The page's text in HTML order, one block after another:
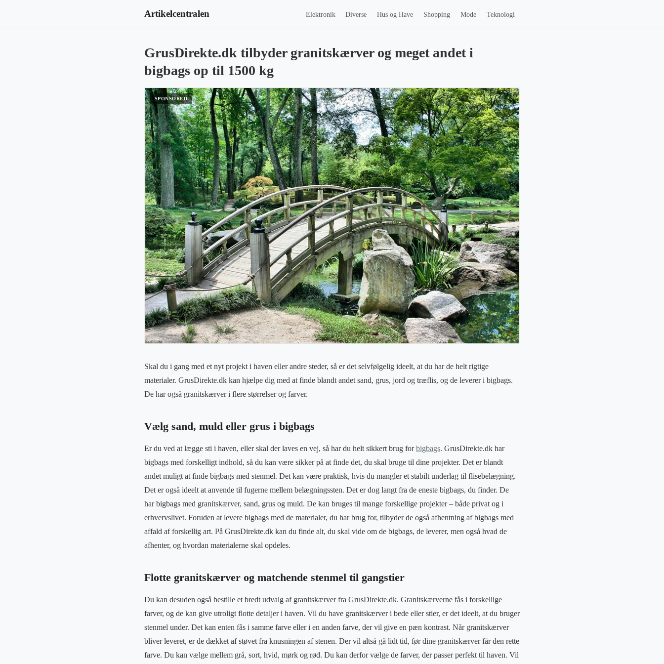
Artikelcentralen Elektronik Diverse Hus og Have Shopping Mode Teknologi
GrusDirekte.dk tilbyder granitskærver og meget andet i
bigbags op til 1500 kg
Skal du i gang med et nyt projekt i haven eller andre steder, så er det selvfølgelig ideelt, at du har de helt rigtige
materialer. GrusDirekte.dk kan hjælpe dig med at finde blandt andet sand, grus, jord og træflis, og de leverer i bigbags.
De har også granitskærver i flere størrelser og farver.
Vælg sand, muld eller grus i bigbags
Er du ved at lægge sti i haven, eller skal der laves en vej, så har du helt sikkert brug forbigbags. GrusDirekte.dk har
bigbags med forskelligt indhold, så du kan være sikker på at finde det, du skal bruge til dine projekter. Det er blandt
andet muligt at finde bigbags med stenmel. Det kan være praktisk, hvis du mangler et stabilt underlag til flisebelægning.
Det er også ideelt at anvende til fugerne mellem belægningssten. Det er dog langt fra de eneste bigbags, du finder. De
har bigbags med granitskærver, sand, grus og muld. De kan bruges til mange forskellige projekter – både privat og i
erhvervslivet. Foruden at levere bigbags med de materialer, du har brug for, tilbyder de også afhentning af bigbags med
affald af forskellig art. På GrusDirekte.dk kan du finde alt, du skal vide om de bigbags, de leverer, men også hvad de
afhenter, og hvordan materialerne skal opdeles.
Flotte granitskærver og matchende stenmel til gangstier
Du kan desuden også bestille et bredt udvalg af granitskærver fra GrusDirekte.dk. Granitskærverne fås i forskellige
farver, og de kan give utroligt flotte detaljer i haven. Vil du have granitskærver i bede eller stier, er det ideelt, at du bruger
stenmel under. Det kan enten fås i samme farve eller i en anden farve, der vil give en pæn kontrast. Når granitskærver
bliver leveret, er de dækket af støvet fra knusningen af stenen. Der vil altså gå lidt tid, før dine granitskærver får den rette
farve. Du kan vælge mellem grå, sort, hvid, mørk og rød. Du kan derfor vælge de farver, der passer perfekt til haven. Vil